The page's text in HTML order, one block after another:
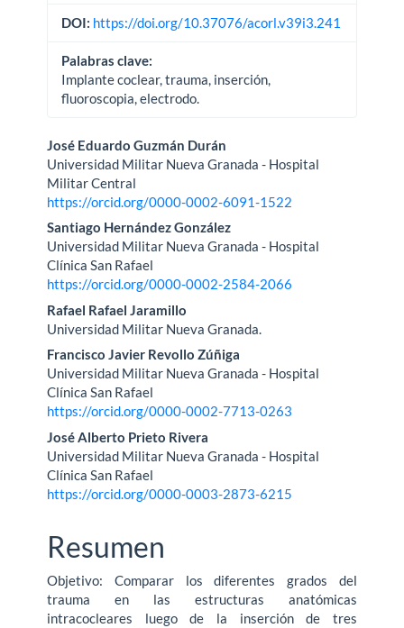
DOI: https://doi.org/10.37076/acorl.v39i3.241
Palabras clave:
Implante coclear, trauma, inserción,
fluoroscopia, electrodo.
Contenido
principal
del
artículo
José Eduardo Guzmán Durán
Universidad Militar Nueva Granada - Hospital
Militar Central
https://orcid.org/0000-0002-6091-1522
Santiago Hernández González
Universidad Militar Nueva Granada - Hospital
Clínica San Rafael
https://orcid.org/0000-0002-2584-2066
Rafael Rafael Jaramillo
Universidad Militar Nueva Granada.
Francisco Javier Revollo Zúñiga
Universidad Militar Nueva Granada - Hospital
Clínica San Rafael
https://orcid.org/0000-0002-7713-0263
José Alberto Prieto Rivera
Universidad Militar Nueva Granada - Hospital
Clínica San Rafael
https://orcid.org/0000-0003-2873-6215
Resumen
Objetivo: Comparar los diferentes grados del
trauma en las estructuras anatómicas
intracocleares luego de la inserción de tres